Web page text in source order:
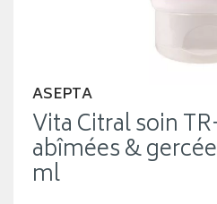
ASEPTA
Vita Citral soin
abîmées &
ml